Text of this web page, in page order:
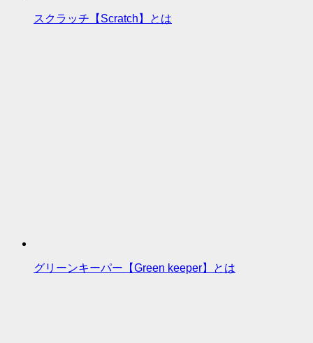
スクラッチ【Scratch】とは
グリーンキーパー【Green keeper】とは